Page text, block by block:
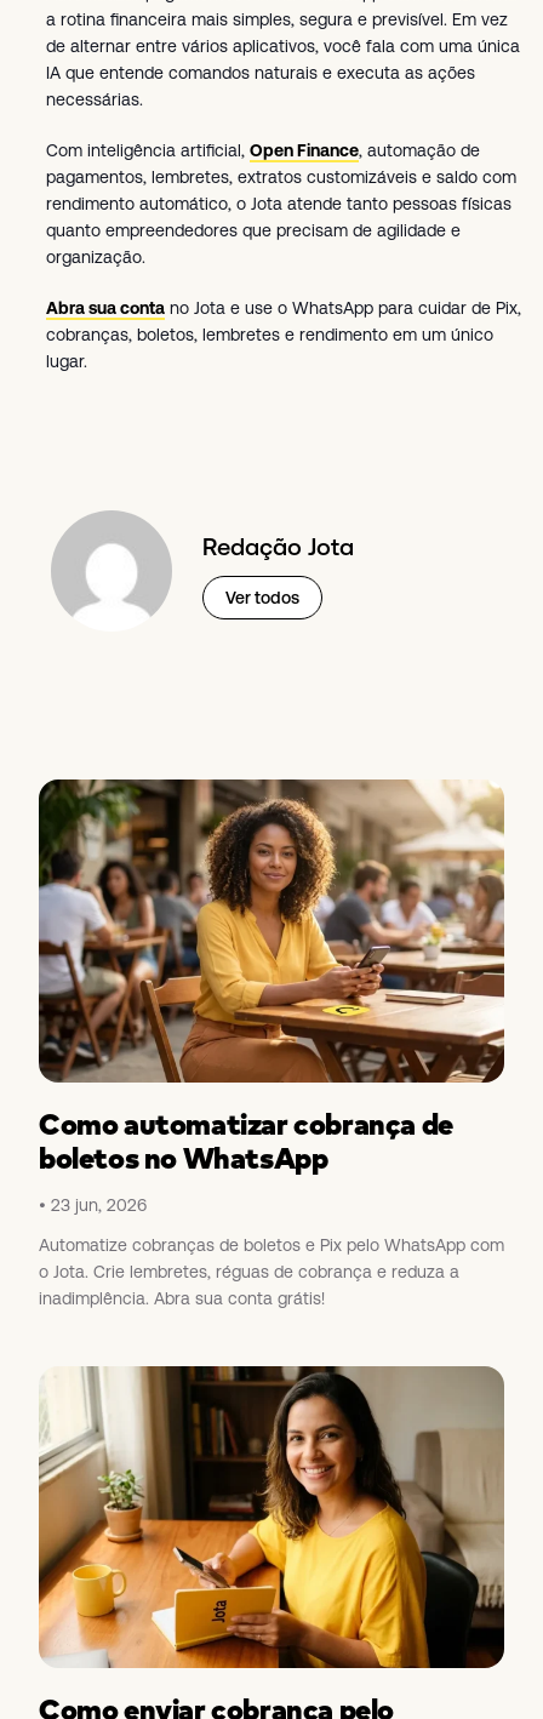
a rotina financeira mais simples, segura e previsível. Em vez
de alternar entre vários aplicativos, você fala com uma única
IA que entende comandos naturais e executa as ações
necessárias.
Com inteligência artificial, Open Finance, automação de
pagamentos, lembretes, extratos customizáveis e saldo com
rendimento automático, o Jota atende tanto pessoas físicas
quanto empreendedores que precisam de agilidade e
organização.
Abra sua conta no Jota e use o WhatsApp para cuidar de Pix,
cobranças, boletos, lembretes e rendimento em um único
lugar.
Redação Jota
Ver todos
Como automatizar cobrança de
boletos no WhatsApp
23 jun, 2026
Automatize cobranças de boletos e Pix pelo WhatsApp com
o Jota. Crie lembretes, réguas de cobrança e reduza a
inadimplência. Abra sua conta grátis!
Como enviar cobrança pelo